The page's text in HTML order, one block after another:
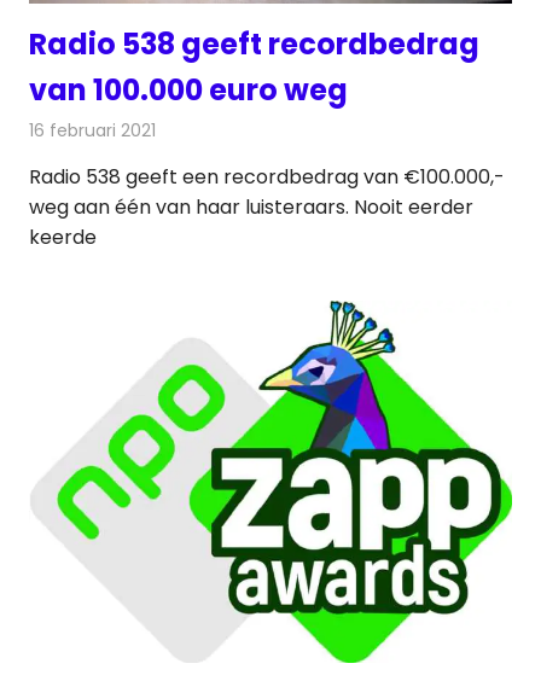
Radio 538 geeft recordbedrag
van 100.000 euro weg
16 februari 2021
Radio 538 geeft een recordbedrag van €100.000,-
weg aan één van haar luisteraars. Nooit eerder
keerde